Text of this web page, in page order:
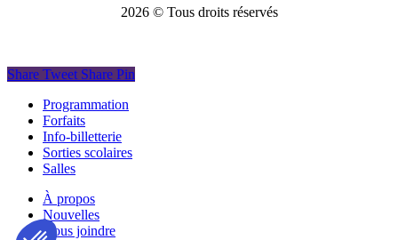
2026© Tous droits réservés
Share Tweet Share Pin
Close
Menu
Programmation
Forfaits
Info-billetterie
Sorties scolaires
Salles
À propos
Nouvelles
Nous joindre